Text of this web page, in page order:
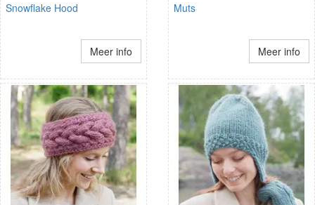
Snowflake Hood
Meer info
Muts
Meer info